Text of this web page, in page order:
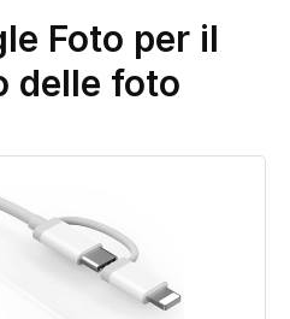
Foto per il
delle foto